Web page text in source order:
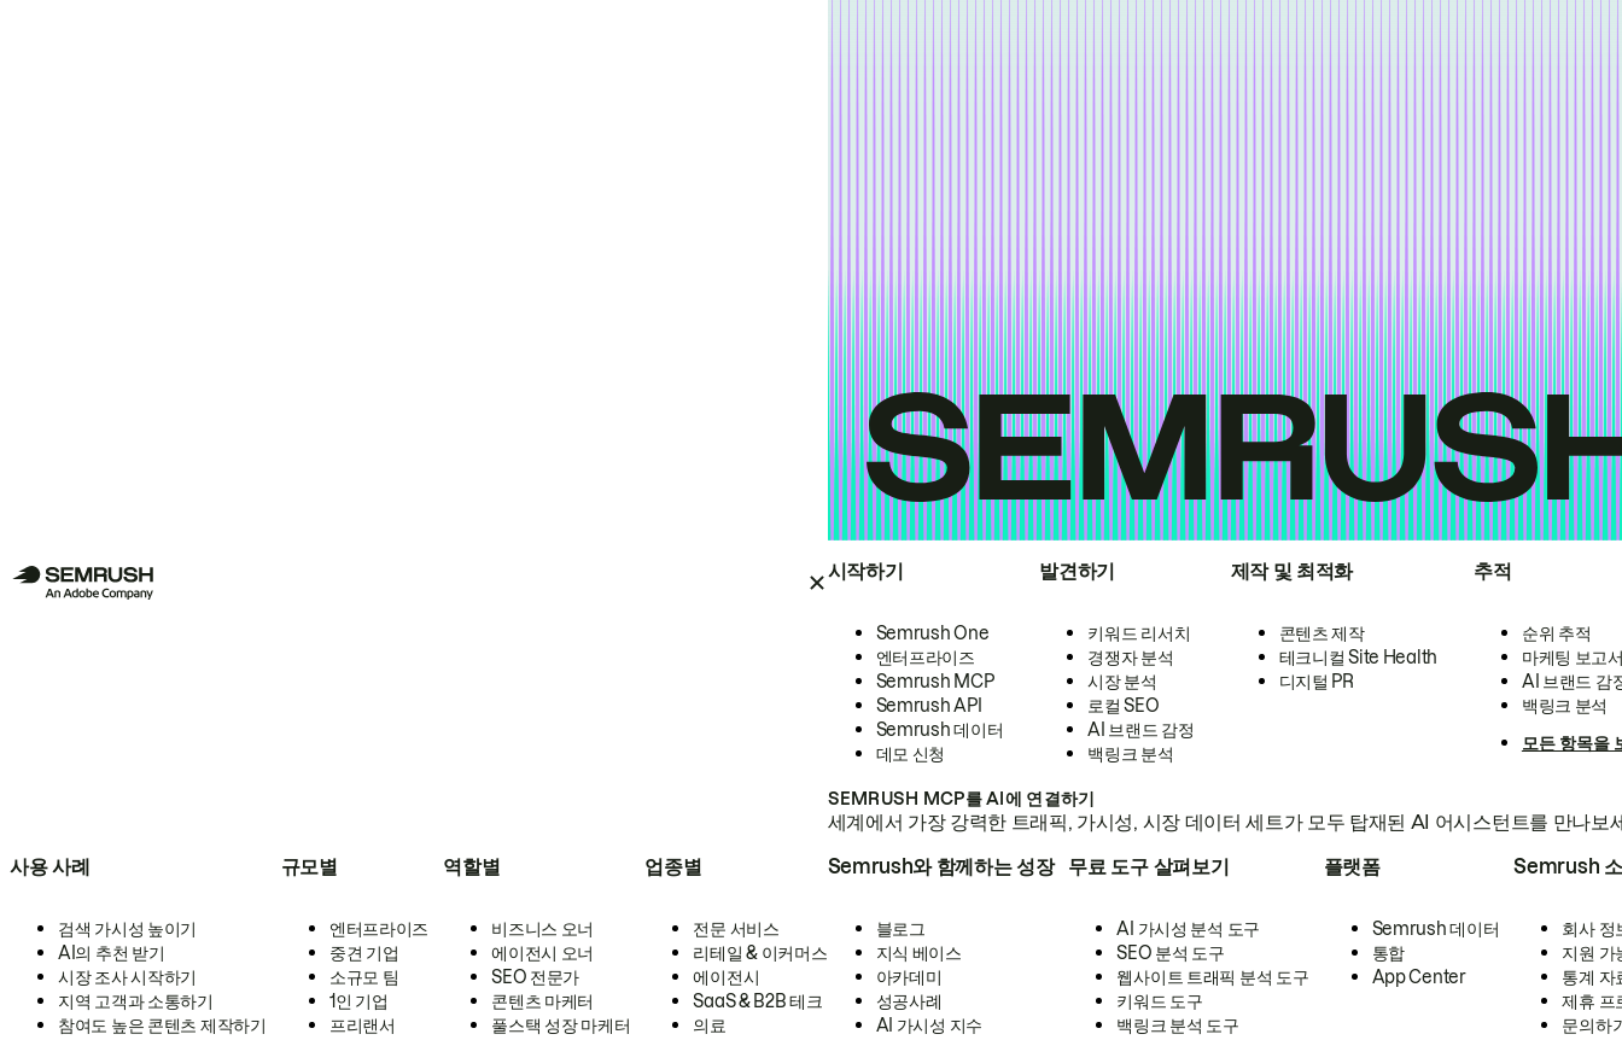
시작하기
Semrush One
엔터프라이즈
Semrush MCP
Semrush API
Semrush 데이터
데모 신청
발견하기
키워드 리서치
경쟁자 분석
시장 분석
로컬 SEO
AI 브랜드 감정
백링크 분석
제작 및 최적화
콘텐츠 제작
테크니컬 Site Health
디지털 PR
추적
순위 추적
마케팅 보고
AI 브랜드 감
백링크 분석
모든 항목을
SEMRUSH MCP를 AI에 연결하기
세계에서 가장 강력한 트래픽, 가시성, 시장 데이터 세트가 모두 탑재된 AI 어시스턴트를 만나보
사용 사례
검색 가시성 높이기
AI의 추천 받기
시장 조사 시작하기
지역 고객과 소통하기
참여도 높은 콘텐츠 제작하기
규모별
엔터프라이즈
중견 기업
소규모 팀
1인 기업
프리랜서
역할별
비즈니스 오너
에이전시 오너
SEO 전문가
콘텐츠 마케터
풀스택 성장 마케터
업종별
전문 서비스
리테일 & 이커머스
에이전시
SaaS & B2B 테크
의료
Semrush와 함께하는 성장
블로그
지식 베이스
아카데미
성공사례
AI 가시성 지수
무료 도구 살펴보기
AI 가시성 분석 도구
SEO 분석 도구
웹사이트 트래픽 분석 도구
키워드 도구
백링크 분석 도구
플랫폼
Semrush 데이터
통합
App Center
Semrush
회사 정
지원 가
통계 자
제휴 프
문의하